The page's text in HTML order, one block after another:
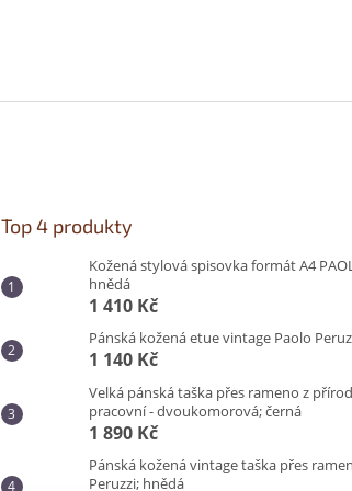
Top 4 produkty
Kožená stylová spisovka formát A4
hnědá
1 410 Kč
Pánská kožená etue vintage Paolo
1 140 Kč
Velká pánská taška přes rameno z
pracovní - dvoukomorová; černá
1 890 Kč
Pánská kožená vintage taška přes
Peruzzi; hnědá